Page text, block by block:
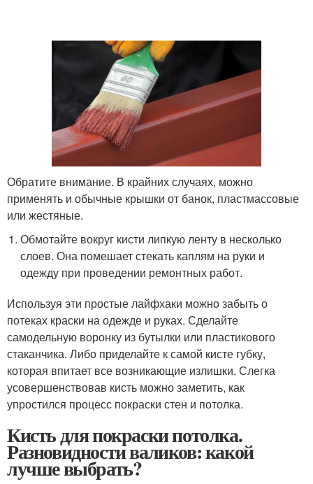
Обратите внимание. В крайних случаях, можно
применять и обычные крышки от банок, пластмассовые
или жестяные.
Обмотайте вокруг кисти липкую ленту в несколько
слоев. Она помешает стекать каплям на руки и
одежду при проведении ремонтных работ.
Используя эти простые лайфхаки можно забыть о
потеках краски на одежде и руках. Сделайте
самодельную воронку из бутылки или пластикового
стаканчика. Либо приделайте к самой кисте губку,
которая впитает все возникающие излишки. Слегка
усовершенствовав кисть можно заметить, как
упростился процесс покраски стен и потолка.
Кисть для покраски потолка.
Разновидности валиков: какой
лучше выбрать?